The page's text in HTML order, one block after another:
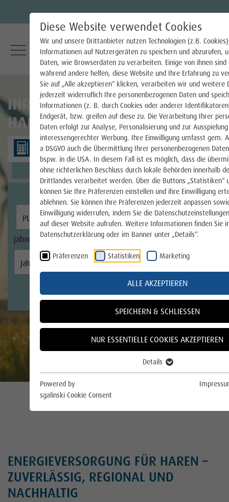
Stromtarife für Haushaltskunden
Stromtarife für Gewerbekunden
Dynamische Stromtarife
Strom für Ihre Wärmepumpe
Smart Meter & Messstellenbetrieb
Steuerbare Verbrauchseinrichtungen §14a
Wie ziehen Sie richtig um?
Trinkwasser
E-Mobilität
Photovoltaik
Für die Region
Kontakt
IHR STROMANBIETER FÜR
HAREN
ENERGIEVERSORGUNG FÜR HAREN –
ZUVERLÄSSIG, REGIONAL UND
NACHHALTIG
Diese Website verwendet Cookies
Wir und unsere Drittanbieter nutzen Technologien (z.B.
Informationen auf Nutzergeräten zu speichern und abzurufen,
Daten, wie Browserdaten zu verarbeiten. Einige von ihnen sind
während andere helfen, diese Website und Ihre Erfahrung zu
Sie auf „Alle akzeptieren“ klicken, verarbeiten wir und weitere
jederzeit widerruflich Ihre personenbezogenen Daten und
Informationen (z. B. durch Cookies oder anderer
Endgerät, bzw. greifen auf diese zu. Die Verarbeitung Ihrer
Daten erfolgt zur Analyse, Personalisierung und zur
interessengerechter Werbung. Ihre Einwilligung umfasst gem.
a DSGVO auch die Übermittlung Ihrer personenbezogenen
bspw. in die USA. In diesem Fall ist es möglich, dass die
ohne richterlichen Beschluss durch lokale Behörden innerhalb
Drittlandes verarbeitet werden. Über die Buttons „Statistiken“
können Sie Ihre Präferenzen einstellen und ihre Einwilligung
ablehnen. Sie können Ihre Präferenzen jederzeit anpassen
Einwilligung widerrufen, indem Sie die
auf dieser Website aufrufen. Weitere Informationen finden Sie
Datenschutzerklärung oder im Banner unter „Details“.
Präferenzen Statistiken Marketing
ALLE AKZEPTIEREN
SPEICHERN & SCHLIESSEN
NUR ESSENTIELLE COOKIES AKZEPTIEREN
Details
Powered by
sgalinski Cookie Consent